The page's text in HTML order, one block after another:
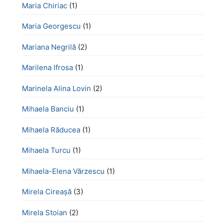
Maria Chiriac (1)
Maria Georgescu (1)
Mariana Negrilă (2)
Marilena Ifrosa (1)
Marinela Alina Lovin (2)
Mihaela Banciu (1)
Mihaela Răducea (1)
Mihaela Turcu (1)
Mihaela-Elena Vărzescu (1)
Mirela Cireașă (3)
Mirela Stoian (2)